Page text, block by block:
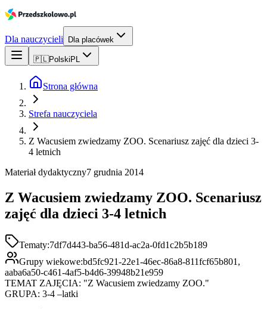
Dla nauczycieli Dla placówek
🇵🇱Polski PL
Strona główna
Strefa nauczyciela
Z Wacusiem zwiedzamy ZOO. Scenariusz zajęć dla dzieci 3-
4 letnich
Materiał dydaktyczny7 grudnia 2014
Z Wacusiem zwiedzamy ZOO. Scenariusz
zajęć dla dzieci 3-4 letnich
Tematy:7df7d443-ba56-481d-ac2a-0fd1c2b5b189
Grupy wiekowe:bd5fc921-22e1-46ec-86a8-811fcf65b801,
aaba6a50-c461-4af5-b4d6-39948b21e959
TEMAT ZAJĘCIA: "Z Wacusiem zwiedzamy ZOO."
GRUPA: 3-4 –latki